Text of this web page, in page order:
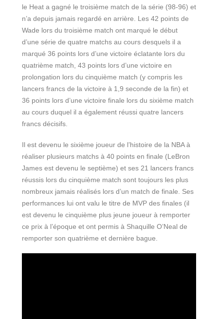
le Heat a gagné le troisième match de la série (98-96) et
n’a depuis jamais regardé en arrière. Les 42 points de
Wade lors du troisième match ont marqué le début
d’une série de quatre matchs au cours desquels il a
marqué 36 points lors d’une victoire éclatante lors du
quatrième match, 43 points lors d’une victoire en
prolongation lors du cinquième match (y compris les
lancers francs de la victoire à 1,9 seconde de la fin) et
36 points lors d’une victoire finale lors du sixième match
au cours duquel il a également réussi quatre lancers
francs décisifs.
Il est devenu le sixième joueur de l’histoire de la NBA à
réaliser plusieurs matchs à 40 points en finale (LeBron
James est devenu le septième) et ses 21 lancers francs
réussis lors du cinquième match sont toujours les plus
nombreux jamais réalisés lors d’un match de finale. Ses
performances lui ont valu le titre de MVP des finales (il
est devenu le cinquième plus jeune joueur à remporter
ce prix à l’époque et ont permis à Shaquille O’Neal de
remporter son quatrième et dernière bague.